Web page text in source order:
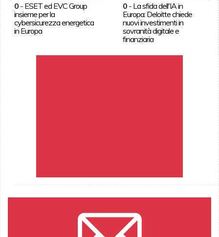
0- ESET ed EVC Group
insieme per la
cybersicurezza energetica
in Europa
0 - La sfida dell'IA in
Europa: Deloitte chiede
nuovi investimenti in
sovranità digitale e
finanziaria